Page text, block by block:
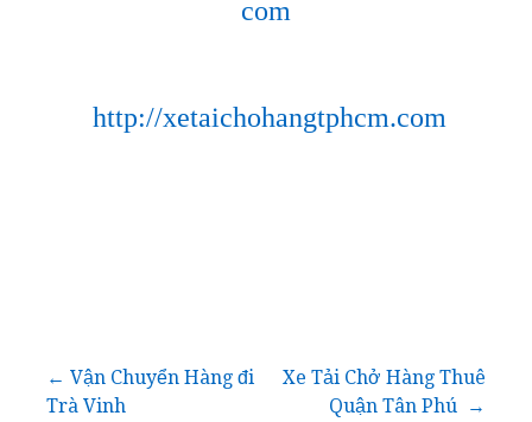
com
http://xetaichohangtphcm.com
Điều
← Vận Chuyển Hàng đi
Trà Vinh
Xe Tải Chở Hàng Thuê
Quận Tân Phú →